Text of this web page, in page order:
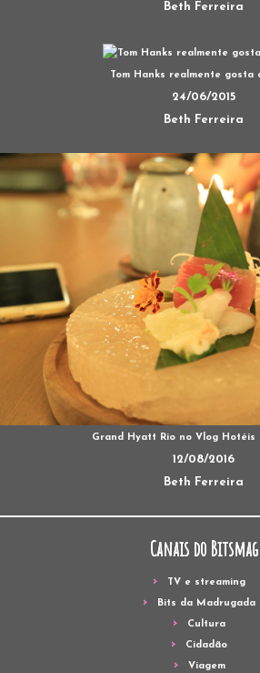
Beth Ferreira
Tom Hanks realmente gosta
24/06/2015
Beth Ferreira
Grand Hyatt Rio no Vlog Hotéis
12/08/2016
Beth Ferreira
Canais do Bitsmag
TV e streaming
Bits da Madrugada
Cultura
Cidadão
Viagem